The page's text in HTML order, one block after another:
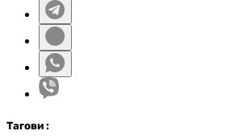
Тагови :